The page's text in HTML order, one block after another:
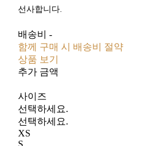
선사합니다.
배송비 -
함께 구매 시 배송비 절약
상품 보기
추가 금액
사이즈
선택하세요.
선택하세요.
XS